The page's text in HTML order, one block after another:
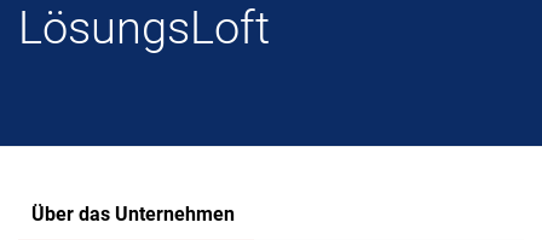
LösungsLoft
Über das Unternehmen